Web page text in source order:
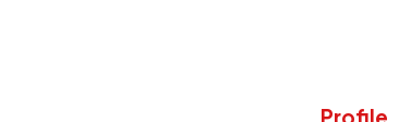
Profile